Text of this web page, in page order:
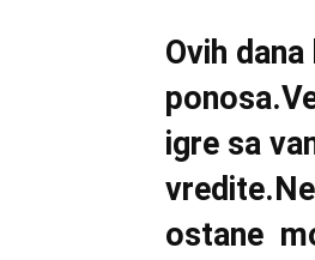
Ovih
igre sa
ostane